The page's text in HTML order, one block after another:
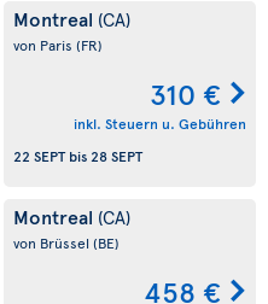
Montreal (CA)
von Paris (FR)
310 €
inkl. Steuern u. Gebühren
22 SEPTbis28 SEPT
Montreal (CA)
von Brüssel (BE)
458 €